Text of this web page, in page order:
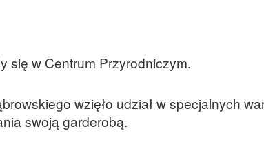
się w Centrum Przyrodniczym.
wzięło udział w specjalnych
swoją garderobą.